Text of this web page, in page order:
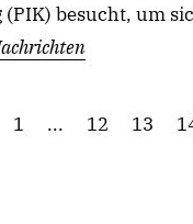
besucht, um
1 ... 12 13